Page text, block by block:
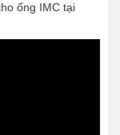
ống IMC tại